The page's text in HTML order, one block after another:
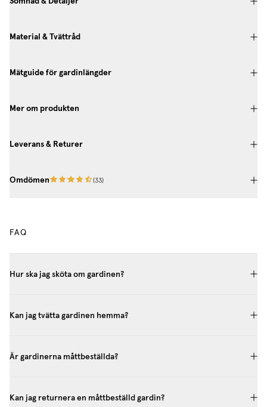
Material & Tvättråd
Mätguide för gardinlängder
Mer om produkten
Leverans & Returer
Omdömen (33)
FAQ
Hur ska jag sköta om gardinen?
Kan jag tvätta gardinen hemma?
Är gardinerna måttbeställda?
Kan jag returnera en måttbeställd gardin?